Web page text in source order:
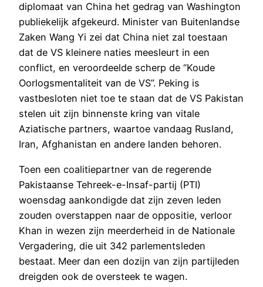
diplomaat van China het gedrag van Washington
publiekelijk afgekeurd. Minister van Buitenlandse
Zaken Wang Yi zei dat China niet zal toestaan
dat de VS kleinere naties meesleurt in een
conflict, en veroordeelde scherp de “Koude
Oorlogsmentaliteit van de VS”. Peking is
vastbesloten niet toe te staan dat de VS Pakistan
stelen uit zijn binnenste kring van vitale
Aziatische partners, waartoe vandaag Rusland,
Iran, Afghanistan en andere landen behoren.
Toen een coalitiepartner van de regerende
Pakistaanse Tehreek-e-Insaf-partij (PTI)
woensdag aankondigde dat zijn zeven leden
zouden overstappen naar de oppositie, verloor
Khan in wezen zijn meerderheid in de Nationale
Vergadering, die uit 342 parlementsleden
bestaat. Meer dan een dozijn van zijn partijleden
dreigden ook de oversteek te wagen.